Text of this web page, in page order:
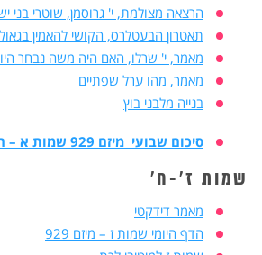
הרצאה מצולמת, י' גרוסמן, שוטרי בני
תאטרון הבעטלרס, הקושי להאמין
מאמר, י' שרלו, האם היה משה נבחר
מאמר, מהו ערל שפתיים
בנייה מלבני בוץ
סיכום שבועי מיזם 929 שמות א – ה
שמות ז'-ח'
מאמר דידקטי
הדף היומי שמות ז – מיזם 929